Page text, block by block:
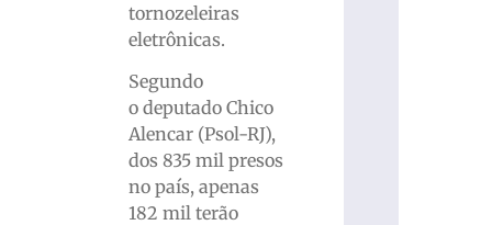
tornozeleiras
eletrônicas.
Segundo
o deputado Chico
Alencar (Psol-RJ),
dos 835 mil presos
no país, apenas
182 mil terão